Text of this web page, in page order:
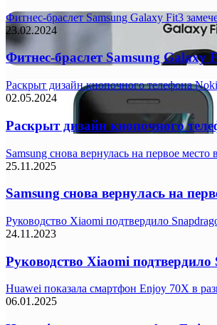
Фитнес-браслет Samsung Galaxy Fit3
23.02.2024
Фитнес-браслет Samsung Galaxy
Раскрыт дизайн кнопочного телефона
02.05.2024
Раскрыт дизайн кнопочного
Samsung снова вернулась на первое
25.11.2025
Samsung снова вернулась на
Руководство Xiaomi подтвердило
24.11.2023
Руководство Xiaomi
Huawei показала смартфон Enjoy 70X в
06.01.2025